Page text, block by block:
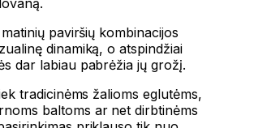
paviršių kombinacijos
dinamiką, o atspindžiai
dar labiau pabrėžia jų grožį.
tradicinėms žalioms eglutėms,
baltoms ar net dirbtinėms